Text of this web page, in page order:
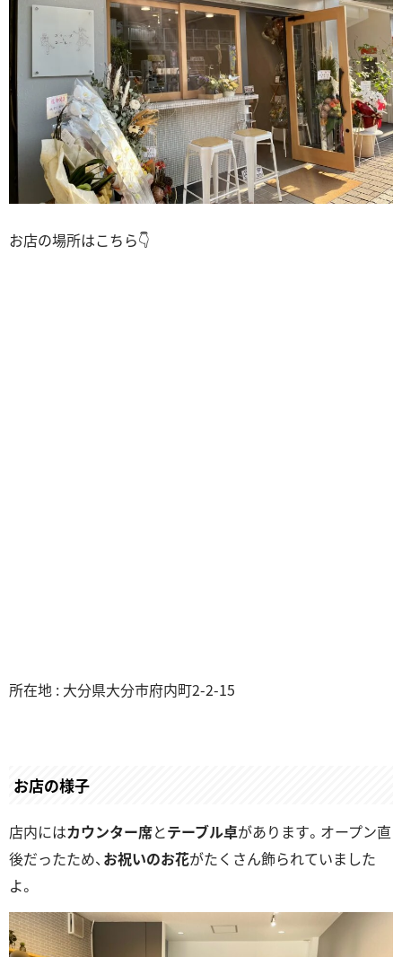
お店の場所はこちら👇
所在地 : 大分県大分市府内町2-2-15
お店の様子
店内にはカウンター席とテーブル卓があります。オープン直
後だったため、 お祝いのお花がたくさん飾られていました
よ。